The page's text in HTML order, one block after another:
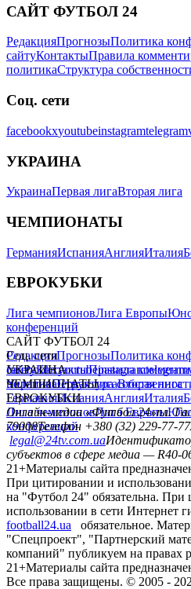
САЙТ ФУТБОЛ 24
РедакцияПрогнозыПолитика
сайтуКонтактыПравила
политикаСтруктура
Соц. сети
facebookxyoutubeinstagramtelegram
УКРАИНА
УкраинаПервая лигаВторая лига
ЧЕМПИОНАТЫ
ГерманияИспанияАнглияИталия
ЕВРОКУБКИ
Лига чемпионовЛига Европы
конференций
САЙТ ФУТБОЛ 24
РедакцияПрогнозыПолитика
сайтуКонтактыПравила
политикаСтруктура
Соц. сети
facebookxyoutubeinstagramtelegram
УКРАИНА
УкраинаПервая лигаВторая лига
ЧЕМПИОНАТЫ
ГерманияИспанияАнглияИталия
ЕВРОКУБКИ
Лига чемпионовЛига Европы
конференций
Онлайн-медиа «Футбол 24»пл.
79008Телефон +380 (32) 229-77-77
legal@24tv.com.ua
субъектов в сфере медиа — R40-
21+Материалы сайта
При цитировании и
на "Футбол 24" обязательна. При
использовании в сети Интернет
football24.ua
обязательное.
"Спецпроект", "Партнерский
компаний" публикуем на правах
21+Материалы сайта
Все права защищены. © 2005 -